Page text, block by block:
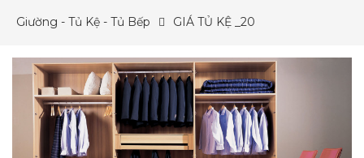
Giường - Tủ Kệ - Tủ Bếp GIÁ TỦ KỆ _20